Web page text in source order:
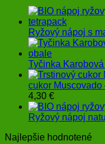
Ryžový nápoj s
Tyčinka
cukor
4,30 €Price
range:
2,25 €
4,30 €
Ryžový nápoj
Najlepšie hodnotené